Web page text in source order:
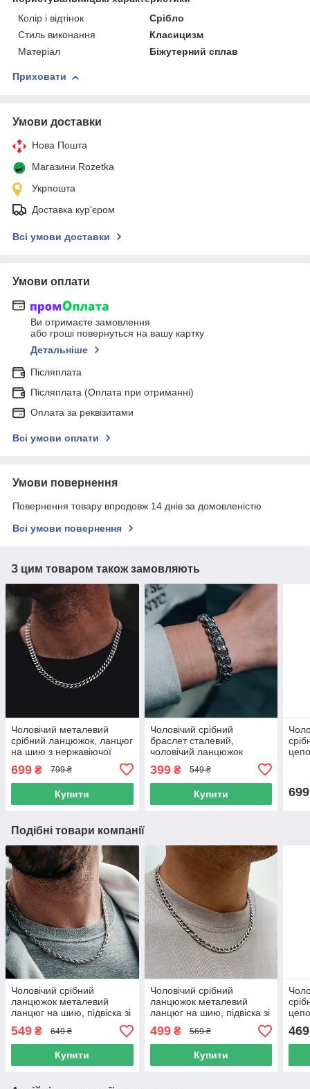
Колір і відтінок
Срібло
Стиль виконання
Класицизм
Матеріал
Біжутерний сплав
Приховати
Умови доставки
Нова Пошта
Магазини Rozetka
Укрпошта
Доставка кур'єром
Всі умови доставки
Умови оплати
Ви отримаєте замовлення
або гроші повернуться на вашу картку
Детальніше
Післяплата
Післяплата (Оплата при отриманні)
Оплата за реквізитами
Всі умови оплати
Умови повернення
Повернення товару впродовж 14 днів за домовленістю
Всі умови повернення
З цим товаром також замовляють
Чоловічий металевий
срібний ланцюжок, ланцюг
на шию з нержавіючої
мм
699 ₴ 799 ₴
Купити
Чоловічий срібний
браслет сталевий,
чоловічий ланцюжок
399₴ 549 ₴
Купити 699
Подібні товари компанії
Чоловічий срібний
ланцюжок металевий
ланцюг на шию, підвіска зі
549 ₴ 649 ₴
Купити
Чоловічий срібний
ланцюжок металевий
ланцюг на шию, підвіска зі
499₴ 569 ₴
Купити
469